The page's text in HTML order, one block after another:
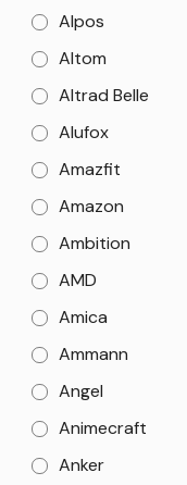
Alpos
Altom
Altrad Belle
Alufox
Amazfit
Amazon
Ambition
AMD
Amica
Ammann
Angel
Animecraft
Anker